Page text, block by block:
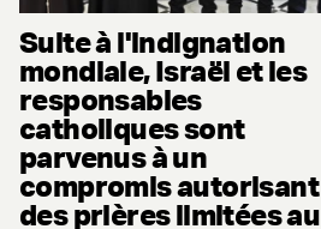
Suite à l'indignation
mondiale, Israël et les
responsables
catholiques sont
parvenus à un
compromis autorisant
des prières limitées au